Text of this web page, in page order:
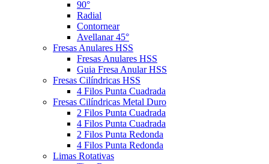
90°
Radial
Contornear
Avellanar 45°
Fresas Anulares HSS
Fresas Anulares HSS
Guia Fresa Anular HSS
Fresas Cilíndricas HSS
4 Filos Punta Cuadrada
Fresas Cilíndricas Metal Duro
2 Filos Punta Cuadrada
4 Filos Punta Cuadrada
2 Filos Punta Redonda
4 Filos Punta Redonda
Limas Rotativas